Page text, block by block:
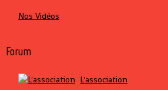
Nos Vidéos
Forum
L'association